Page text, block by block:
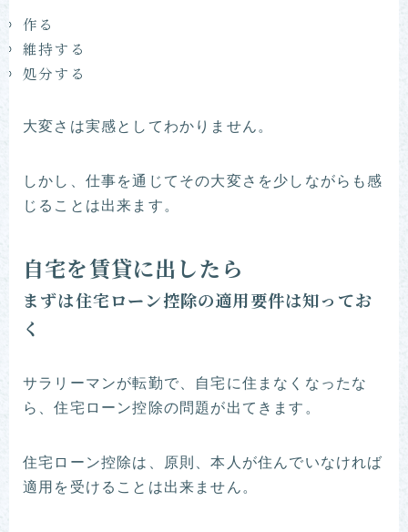
作る
維持する
処分する
大変さは実感としてわかりません。
しかし、仕事を通じてその大変さを少しながらも感
じることは出来ます。
自宅を賃貸に出したら
まずは住宅ローン控除の適用要件は知ってお
く
サラリーマンが転勤で、自宅に住まなくなったな
ら、住宅ローン控除の問題が出てきます。
住宅ローン控除は、原則、本人が住んでいなければ
適用を受けることは出来ません。